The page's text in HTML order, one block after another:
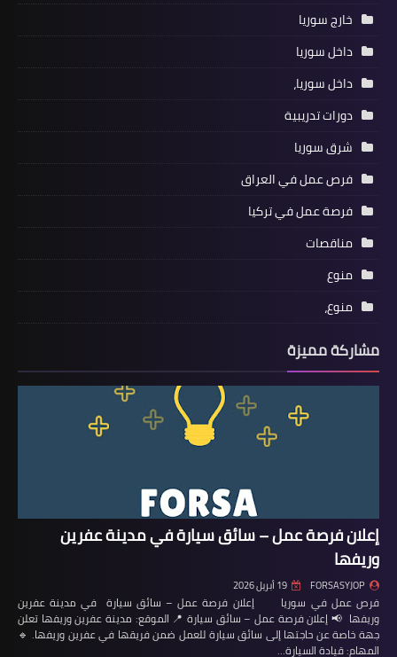
خارج سوريا
داخل سوريا
داخل سوريا،
دورات تدريبية
شرق سوريا
فرص عمل في العراق
فرصة عمل في تركيا
مناقصات
منوع
منوع،
مشاركة مميزة
إعلان فرصة عمل – سائق سيارة في مدينة عفرين
وريفها
FORSASYJOP 19 أبريل 2026
فرص عمل في سوريا إعلان فرصة عمل – سائق سيارة في مدينة عفرين
وريفها 📢 إعلان فرصة عمل – سائق سيارة 📍 الموقع: مدينة عفرين وريفها تعلن
جهة خاصة عن حاجتها إلى سائق سيارة للعمل ضمن فريقها في عفرين وريفها. 🔹
المهام: قيادة السيارة…